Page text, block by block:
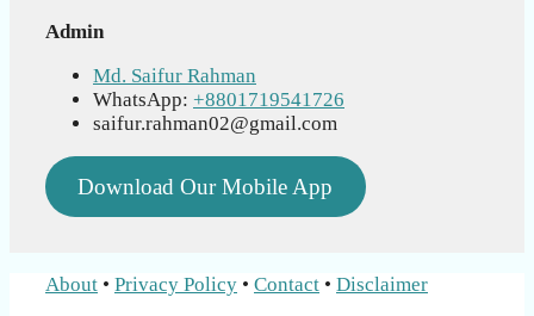
Admin
Md. Saifur Rahman
WhatsApp: +8801719541726
saifur.rahman02@gmail.com
Download Our Mobile App
About • Privacy Policy • Contact • Disclaimer